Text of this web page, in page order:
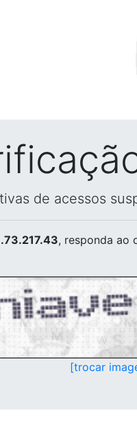
de acessos
, responda ao
[trocar